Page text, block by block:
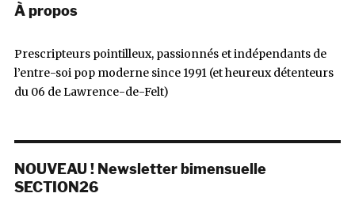
À propos
Prescripteurs pointilleux, passionnés et indépendants de
l’entre-soi pop moderne since 1991 (et heureux détenteurs
du 06 de Lawrence-de-Felt)
NOUVEAU ! Newsletter bimensuelle
SECTION26